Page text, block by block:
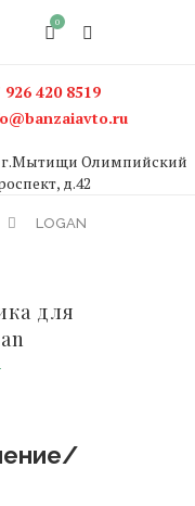
0
926 420 8519
Олимпийский
д.42
LOGAN
для